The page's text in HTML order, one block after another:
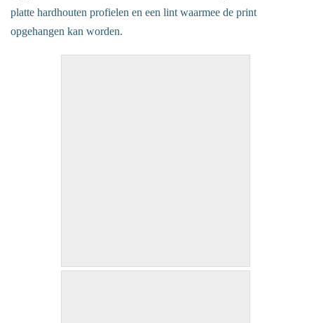
platte hardhouten profielen en een lint waarmee de print
opgehangen kan worden.